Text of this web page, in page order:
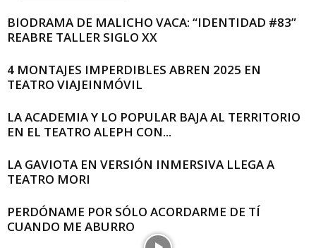
BIODRAMA DE MALICHO VACA: “IDENTIDAD #83”
REABRE TALLER SIGLO XX
4 MONTAJES IMPERDIBLES ABREN 2025 EN
TEATRO VIAJEINMÓVIL
LA ACADEMIA Y LO POPULAR BAJA AL TERRITORIO
EN EL TEATRO ALEPH CON...
LA GAVIOTA EN VERSIÓN INMERSIVA LLEGA A
TEATRO MORI
PERDÓNAME POR SÓLO ACORDARME DE TÍ
CUANDO ME ABURRO